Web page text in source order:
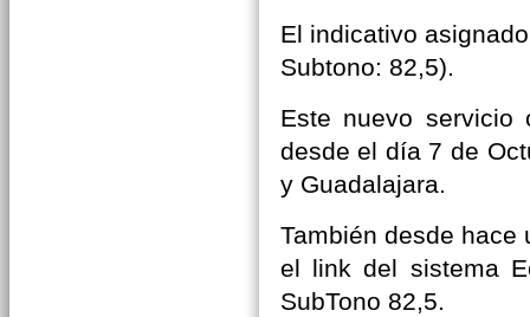
El indicativo
Subtono: 82,5).
Este nuevo servicio
desde el día 7 de
y Guadalajara.
También desde hace
el link del sistema
SubTono 82,5.